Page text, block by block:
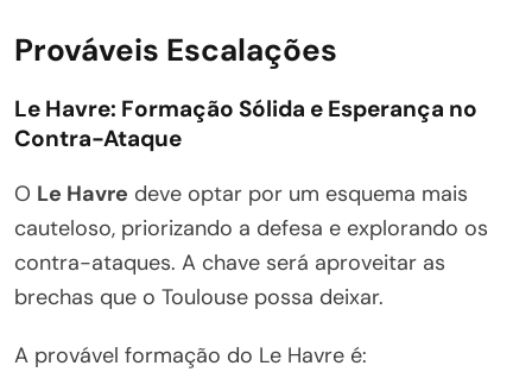
Prováveis Escalações
Le Havre: Formação Sólida e Esperança no
Contra-Ataque
O Le Havre deve optar por um esquema mais
cauteloso, priorizando a defesa e explorando os
contra-ataques. A chave será aproveitar as
brechas que o Toulouse possa deixar.
A provável formação do Le Havre é: